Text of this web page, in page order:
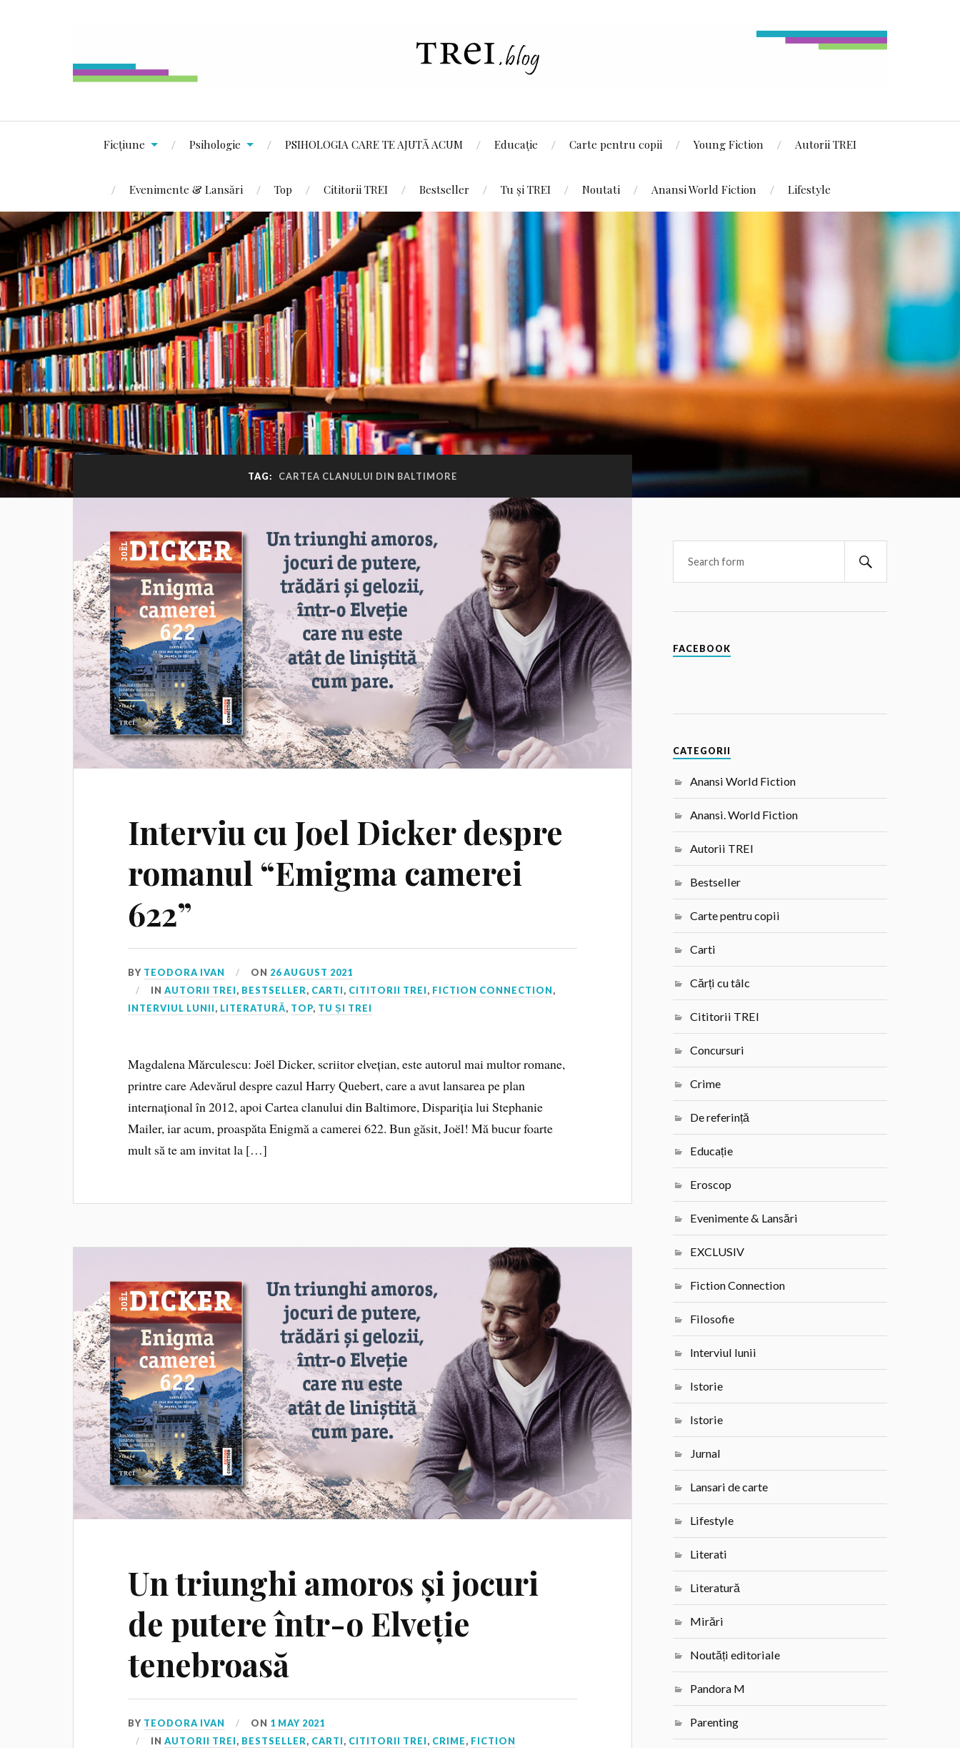
Ficțiune Psihologie PSIHOLOGIA CARE TE AJUTĂ ACUM Educație Carte pentru copii Young Fiction Autorii TREI
Evenimente & Lansări Top Cititorii TREI Bestseller Tu și TREI Noutati Anansi World Fiction Lifestyle
TAG: CARTEA CLANULUI DIN BALTIMORE
Interviu cu Joel Dicker despre
romanul “Emigma camerei
622”
BY TEODORA IVAN ON 26 AUGUST 2021
INAUTORII TREI, BESTSELLER, CARTI, CITITORII TREI, FICTION CONNECTION,
INTERVIUL LUNII, LITERATURĂ, TOP, TU ȘI TREI
Magdalena Mărculescu: Joël Dicker, scriitor elvețian, este autorul mai multor romane,
printre care Adevărul despre cazul Harry Quebert, care a avut lansarea pe plan
internațional în 2012, apoi Cartea clanului din Baltimore, Dispariția lui Stephanie
Mailer, iar acum, proaspăta Enigmă a camerei 622. Bun găsit, Joël! Mă bucur foarte
mult să te am invitat la […]
Un triunghi amoros și jocuri
de putere într-o Elveție
tenebroasă
BY TEODORA IVAN ON 1 MAY 2021
INAUTORII TREI, BESTSELLER, CARTI, CITITORII TREI, CRIME, FICTION
FACEBOOK
CATEGORII
Anansi World Fiction
Anansi. World Fiction
Autorii TREI
Bestseller
Carte pentru copii
Carti
Cărți cu tâlc
Cititorii TREI
Concursuri
Crime
De referință
Educație
Eroscop
Evenimente & Lansări
EXCLUSIV
Fiction Connection
Filosofie
Interviul lunii
Istorie
Istorie
Jurnal
Lansari de carte
Lifestyle
Literati
Literatură
Mirări
Noutăți editoriale
Pandora M
Parenting